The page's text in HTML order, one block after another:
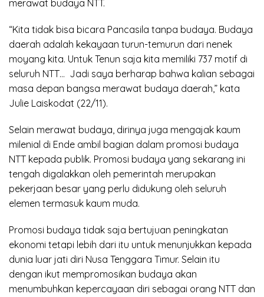
merawat budaya NTT.
“Kita tidak bisa bicara Pancasila tanpa budaya. Budaya
daerah adalah kekayaan turun-temurun dari nenek
moyang kita. Untuk Tenun saja kita memiliki 737 motif di
seluruh NTT… Jadi saya berharap bahwa kalian sebagai
masa depan bangsa merawat budaya daerah,” kata
Julie Laiskodat (22/11).
Selain merawat budaya, dirinya juga mengajak kaum
milenial di Ende ambil bagian dalam promosi budaya
NTT kepada publik. Promosi budaya yang sekarang ini
tengah digalakkan oleh pemerintah merupakan
pekerjaan besar yang perlu didukung oleh seluruh
elemen termasuk kaum muda.
Promosi budaya tidak saja bertujuan peningkatan
ekonomi tetapi lebih dari itu untuk menunjukkan kepada
dunia luar jati diri Nusa Tenggara Timur. Selain itu
dengan ikut mempromosikan budaya akan
menumbuhkan kepercayaan diri sebagai orang NTT dan